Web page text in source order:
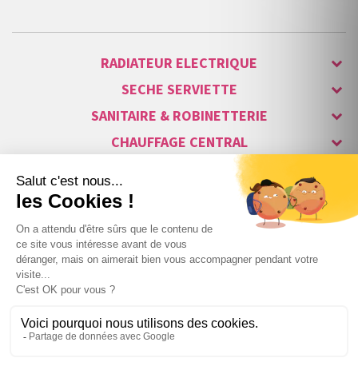
RADIATEUR ELECTRIQUE
SECHE SERVIETTE
SANITAIRE & ROBINETTERIE
CHAUFFAGE CENTRAL
ALARME & SÉCURITÉ
MAISON CONNECTÉE
VISIOPHONE & INTERPHONE
LUMINAIRES & ECLAIRAGE